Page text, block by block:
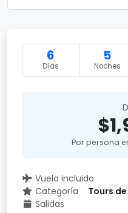
6
Días
5
Noches
Por persona
Vuelo incluido
Categoría
Tours
Salidas